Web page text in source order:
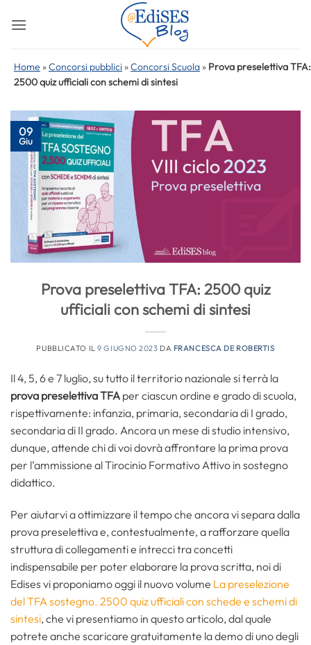
Home »Concorsi pubblici »Concorsi Scuola » Prova preselettiva TFA:
2500 quiz ufficiali con schemi di sintesi
09
Giu
Prova preselettiva TFA: 2500 quiz
ufficiali con schemi di sintesi
PUBBLICATO IL9 GIUGNO 2023 DA FRANCESCA DE ROBERTIS
Il 4, 5, 6 e 7 luglio, su tutto il territorio nazionale si terrà la
prova preselettiva TFA per ciascun ordine e grado di scuola,
rispettivamente: infanzia, primaria, secondaria di I grado,
secondaria di II grado. Ancora un mese di studio intensivo,
dunque, attende chi di voi dovrà affrontare la prima prova
per l’ammissione al Tirocinio Formativo Attivo in sostegno
didattico.
Per aiutarvi a ottimizzare il tempo che ancora vi separa dalla
prova preselettiva e, contestualmente, a rafforzare quella
struttura di collegamenti e intrecci tra concetti
indispensabile per poter elaborare la prova scritta, noi di
Edises vi proponiamo oggi il nuovo volume La preselezione
del TFA sostegno. 2500 quiz ufficiali con schede e schemi di
sintesi, che vi presentiamo in questo articolo, dal quale
potrete anche scaricare gratuitamente la demo di uno degli